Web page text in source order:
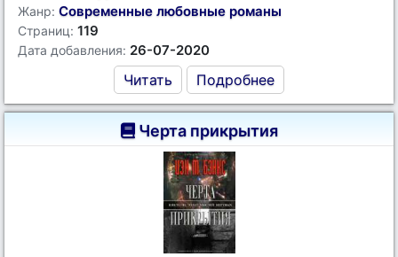
Жанр: Современные любовные романы
Страниц: 119
Дата добавления: 26-07-2020
Читать Подробнее
Черта прикрытия